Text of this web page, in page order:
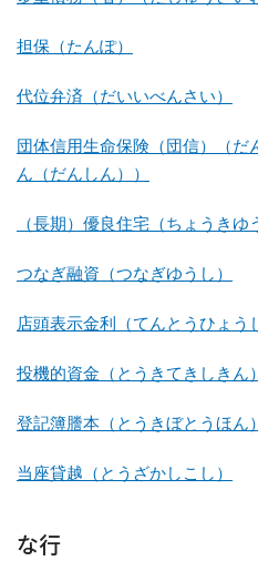
担保（たんぽ）
代位弁済（だいいべんさい）
団体信用生命保険（団信）（だ
ん（だんしん））
（長期）優良住宅（ちょうきゆ
つなぎ融資（つなぎゆうし）
店頭表示金利（てんとうひょう
投機的資金（とうきてきしきん）
登記簿謄本（とうきぼとうほん）
当座貸越（とうざかしこし）
な行